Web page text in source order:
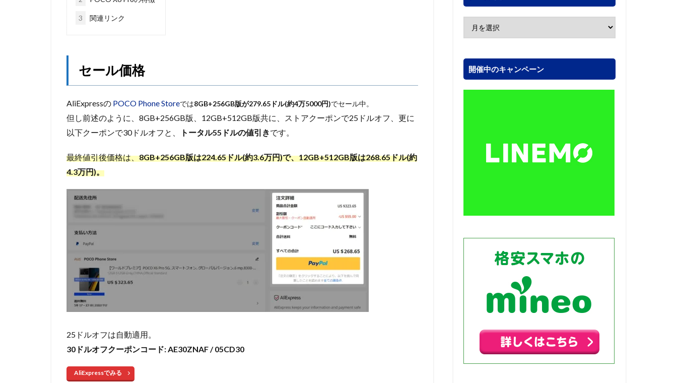
3 関連リンク
セール価格
AliExpressの POCO Phone Storeでは8GB+256GB版が279.65ドル(約4万5000円)でセール中。
但し前述のように、8GB+256GB版、12GB+512GB版共に、ストアクーポンで25ドルオフ、更に
以下クーポンで30ドルオフと、
トータル55ドルの値引きです。
最終値引後価格は、8GB+256GB版は224.65ドル(約3.6万円)で、12GB+512GB版は268.65ドル(約
4.3万円)。
25ドルオフは自動適用。
30ドルオフクーポンコード: AE30ZNAF / 05CD30
AliExpressでみる
開催中のキャンペーン